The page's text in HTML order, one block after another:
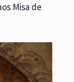
Misa de